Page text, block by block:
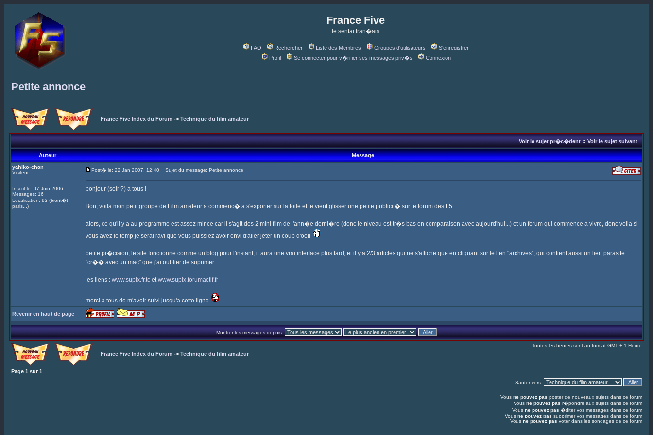
France Five
le sentai fran�ais
FAQ Rechercher Liste des Membres Groupes d'utilisateurs
S'enregistrer
Profil
Se connecter pour v�rifier ses messages priv�s Connexion
Petite annonce
France Five Index du Forum -> Technique du film amateur
Voir le sujet pr�c�dent::Voir le sujet suivant
Auteur
Message
yahiko-chan
Visiteur
Inscrit le: 07 Juin 2006
Messages: 16
Localisation: 93 (bient�t
paris...)
Post� le: 22 Jan 2007, 12:40 Sujet du message: Petite annonce
bonjour (soir ?) a tous !
Bon, voila mon petit groupe de Film amateur a commenc� a s'exporter sur la toile et je vient glisser une petite publicit� sur le forum des F5
alors, ce qu'il y a au programme est assez mince car il s'agit des 2 mini film de l'ann�e derni�re (donc le niveau est tr�s bas en comparaison avec aujourd'hui...) et un forum qui commence a vivre, donc voila si
vous avez le temp je serai ravi que vous puissiez avoir envi d'aller jeter un coup d'oeil
petite pr�cision, le site fonctionne comme un blog pour l'instant, il aura une vrai interface plus tard, et il y a 2/3 articles qui ne s'affiche que en cliquant sur le lien "archives", qui contient aussi un lien parasite
"cr�� avec un mac" que j'ai oublier de suprimer...
les liens : www.supix.fr.tc etwww.supix.forumactif.fr
merci a tous de m'avoir suivi jusqu'a cette ligne
Revenir en haut de page
Montrer les messages depuis:
France Five Index du Forum -> Technique du film amateur
Toutes les heures sont au format GMT + 1 Heure
Page 1 sur 1
Sauter vers:
Vous ne pouvez pas poster de nouveaux sujets dans ce forum
Vous ne pouvez pas r�pondre aux sujets dans ce forum
Vous ne pouvez pas �diter vos messages dans ce forum
Vous ne pouvez pas supprimer vos messages dans ce forum
Vous ne pouvez pas voter dans les sondages de ce forum